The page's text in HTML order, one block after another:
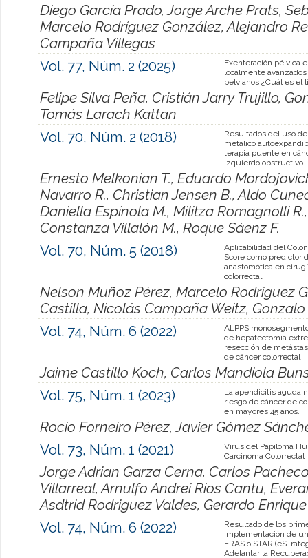
Diego García Prado, Jorge Arche Prats,
Marcelo Rodríguez González, Alejandro
Campaña Villegas
Vol. 77, Núm. 2 (2025)
Exenteración pélvica
localmente
pelvianos ¿Cuál es el
Felipe Silva Peña, Cristián Jarry Trujillo,
Tomás Larach Kattan
Vol. 70, Núm. 2 (2018)
Resultados del uso
metálico
terapia puente en
izquierdo obstructivo
Ernesto Melkonian T., Eduardo
Navarro R., Christian Jensen B., Aldo
Daniella Espínola M., Militza Romagnolli
Constanza Villalón M., Roque Sáenz F.
Vol. 70, Núm. 5 (2018)
Aplicabilidad del
Score como predictor
anastomótica en
colorrectal.
Nelson Muñoz Pérez, Marcelo Rodríguez
Castilla, Nicolás Campaña Weitz,
Vol. 74, Núm. 6 (2022)
ALPPS
de hepatectomía
resección de
de cáncer colorrectal
Jaime Castillo Koch, Carlos Mandiola
Vol. 75, Núm. 1 (2023)
La apendicitis aguda
riesgo de cáncer de
en mayores 45 años.
Rocío Forneiro Pérez, Javier Gómez
Vol. 73, Núm. 1 (2021)
Virus del Papiloma
Carcinoma Colorrectal
Jorge Adrian Garza Cerna, Carlos
Villarreal, Arnulfo Andrei Rios Cantu,
Asdtrid Rodriguez Valdes, Gerardo
Vol. 74, Núm. 6 (2022)
­Resultado de los
implementación de
ERAS o STAR
Adelantar la